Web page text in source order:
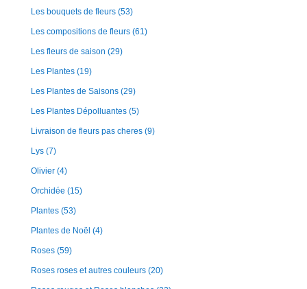
Les bouquets de fleurs (53)
Les compositions de fleurs (61)
Les fleurs de saison (29)
Les Plantes (19)
Les Plantes de Saisons (29)
Les Plantes Dépolluantes (5)
Livraison de fleurs pas cheres (9)
Lys (7)
Olivier (4)
Orchidée (15)
Plantes (53)
Plantes de Noël (4)
Roses (59)
Roses roses et autres couleurs (20)